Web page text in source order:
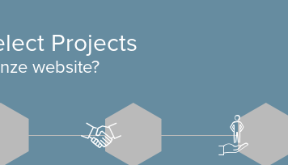
Projects
website?